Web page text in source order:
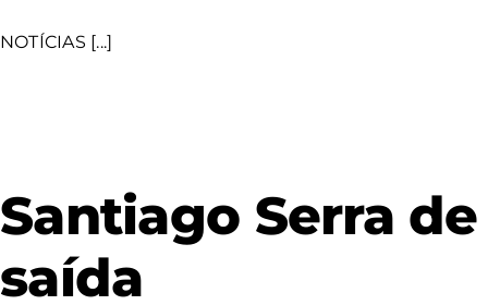
NOTÍCIAS [...]
Santiago Serra de
saída